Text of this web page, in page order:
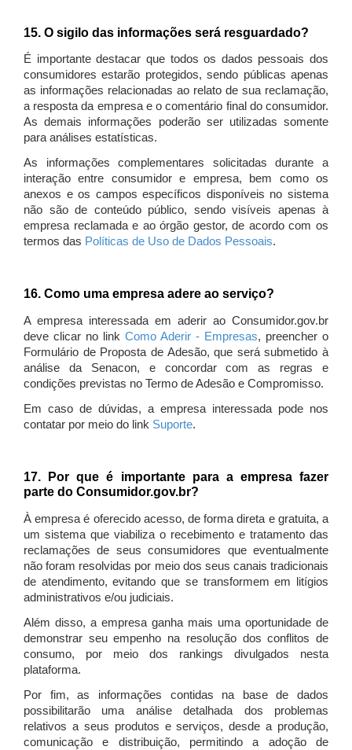
15. O sigilo das informações será resguardado?
É importante destacar que todos os dados pessoais dos
consumidores estarão protegidos, sendo públicas apenas
as informações relacionadas ao relato de sua reclamação,
a resposta da empresa e o comentário final do consumidor.
As demais informações poderão ser utilizadas somente
para análises estatísticas.
As informações complementares solicitadas durante a
interação entre consumidor e empresa, bem como os
anexos e os campos específicos disponíveis no sistema
não são de conteúdo público, sendo visíveis apenas à
empresa reclamada e ao órgão gestor, de acordo com os
termos das Políticas de Uso de Dados Pessoais.
16. Como uma empresa adere ao serviço?
A empresa interessada em aderir ao Consumidor.gov.br
deve clicar no link Como Aderir - Empresas, preencher o
Formulário de Proposta de Adesão, que será submetido à
análise da Senacon, e concordar com as regras e
condições previstas no Termo de Adesão e Compromisso.
Em caso de dúvidas, a empresa interessada pode nos
contatar por meio do link Suporte.
17. Por que é importante para a empresa fazer
parte do Consumidor.gov.br?
À empresa é oferecido acesso, de forma direta e gratuita, a
um sistema que viabiliza o recebimento e tratamento das
reclamações de seus consumidores que eventualmente
não foram resolvidas por meio dos seus canais tradicionais
de atendimento, evitando que se transformem em litígios
administrativos e/ou judiciais.
Além disso, a empresa ganha mais uma oportunidade de
demonstrar seu empenho na resolução dos conflitos de
consumo, por meio dos rankings divulgados nesta
plataforma.
Por fim, as informações contidas na base de dados
possibilitarão uma análise detalhada dos problemas
relativos a seus produtos e serviços, desde a produção,
comunicação e distribuição, permitindo a adoção de